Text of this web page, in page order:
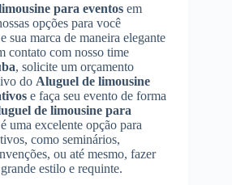
para eventos em
opções para você
sua marca de maneira elegante
contato com nosso time
, solicite um orçamento
do Aluguel de limousine
e faça seu evento de forma
de limousine para
é uma excelente opção para
como seminários,
ou até mesmo, fazer
estilo e requinte.